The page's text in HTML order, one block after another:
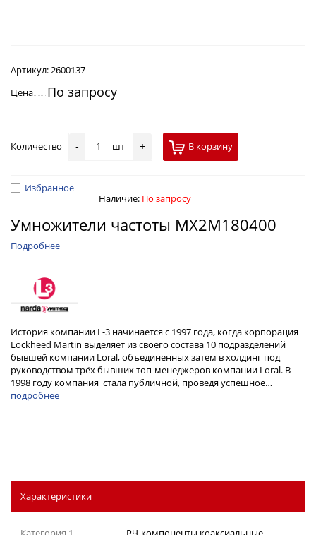
Артикул:2600137
Цена
По запросу
Количество - шт + В корзину
Избранное
Наличие: По запросу
Умножители частоты MX2M180400
Подробнее
История компании L-3 начинается с 1997 года, когда корпорация
Lockheed Martin выделяет из своего состава 10 подразделений
бывшей компании Loral, объединенных затем в холдинг под
руководством трёх бывших топ-менеджеров компании Loral. В
1998 году компания стала публичной, проведя успешное…
подробнее
Характеристики